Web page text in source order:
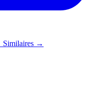
Similaires →